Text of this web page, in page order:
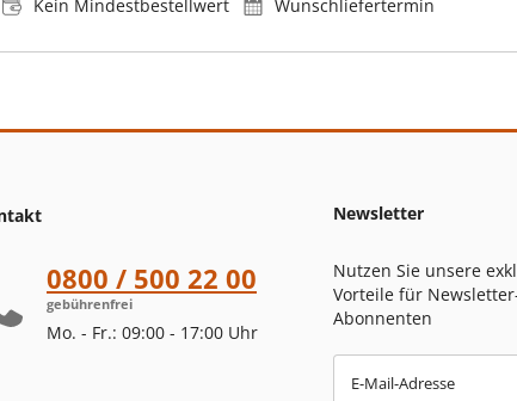
Kein Mindestbestellwert Wunschliefertermin
0800 / 500 22 00
gebührenfrei
Mo. - Fr.: 09:00 - 17:00 Uhr
Newsletter
Nutzen Sie unsere
Vorteile für
Abonnenten
E-Mail-Adresse